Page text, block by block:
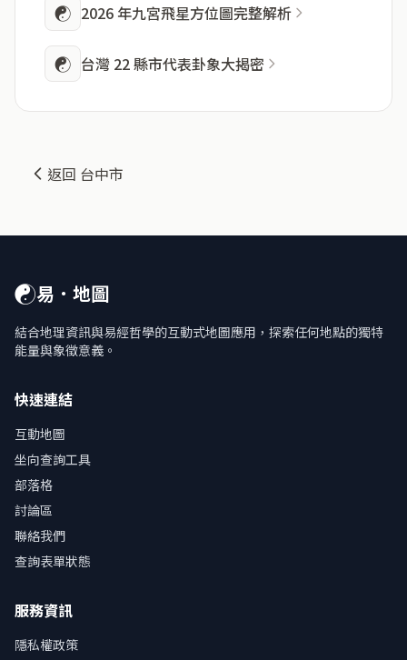
☯ 2026 年九宮飛星方位圖完整解析
☯ 台灣 22 縣市代表卦象大揭密
返回 台中市
☯易．地圖
結合地理資訊與易經哲學的互動式地圖應用，探索任何地點的獨特
能量與象徵意義。
快速連結
互動地圖
坐向查詢工具
部落格
討論區
聯絡我們
查詢表單狀態
服務資訊
隱私權政策